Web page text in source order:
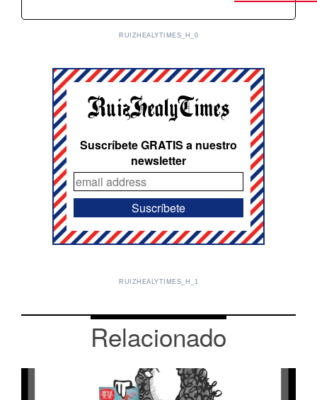
RUIZHEALYTIMES_H_0
Suscríbete GRATIS a nuestro
newsletter
RUIZHEALYTIMES_H_1
Relacionado